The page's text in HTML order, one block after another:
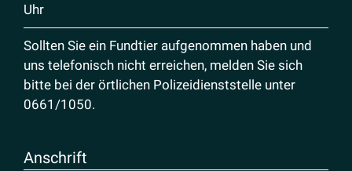
Uhr
Sollten Sie ein Fundtier aufgenommen haben und
uns telefonisch nicht erreichen, melden Sie sich
bitte bei der örtlichen Polizeidienststelle unter
0661/1050.
Anschrift